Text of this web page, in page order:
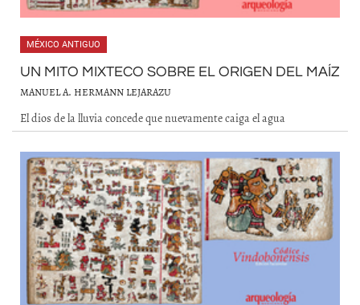
MÉXICO ANTIGUO
UN MITO MIXTECO SOBRE EL ORIGEN DEL MAÍZ
MANUEL A. HERMANN LEJARAZU
El dios de la lluvia concede que nuevamente caiga el agua